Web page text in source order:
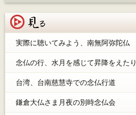
実際に聴いてみよう、南無阿弥陀仏
念仏の行、水月を感じて昇降をえたり
台湾、台南慈慧寺での念仏行道
鎌倉大仏さま月夜の別時念仏会